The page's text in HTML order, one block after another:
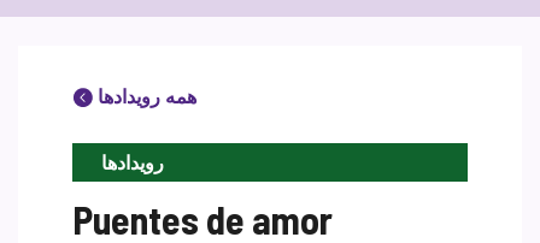
همه رویدادها
رویدادها
Puentes de amor